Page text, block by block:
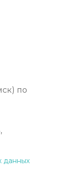
по
данных